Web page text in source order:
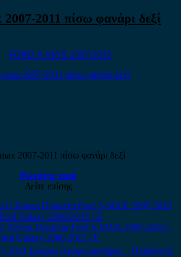
2011 πίσω φανάρι δεξί
FORD S-MAX 2007-2015
2007-2011 πίσω φανάρι δεξί
Ρωτήστε τιμή
Δείτε επίσης
Xenon Πλακέτα Ford S-MAX 2007-2015 /
Galaxy 2006-2015 / Ε